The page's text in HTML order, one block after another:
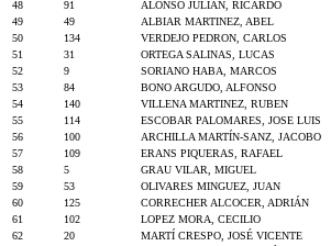
48
91 ALONSO JULIÁN, RICARDO
49
49 ALBIAR MARTINEZ, ABEL
50
134 VERDEJO PEDRON, CARLOS
51
31 ORTEGA SALINAS, LUCAS
52
9 SORIANO HABA, MARCOS
53
84 BONO ARGUDO, ALFONSO
54
140 VILLENA MARTINEZ, RUBEN
55
114 ESCOBAR PALOMARES, JOSE LUIS
56
100 ARCHILLA MARTÍN-SANZ, JACOBO
57
109 ERANS PIQUERAS, RAFAEL
58
5 GRAU VILAR, MIGUEL
59
53 OLIVARES MINGUEZ, JUAN
60
125 CORRECHER ALCOCER, ADRIÁN
61
102 LOPEZ MORA, CECILIO
62
20 MARTÍ CRESPO, JOSÉ VICENTE